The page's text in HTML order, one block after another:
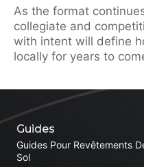
As the format
collegiate and
with intent will define
locally for years to
Guides
Guides Pour Revêtements
Sol